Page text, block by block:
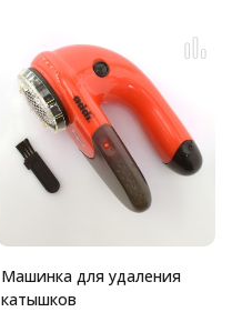
Машинка для удаления
катышков